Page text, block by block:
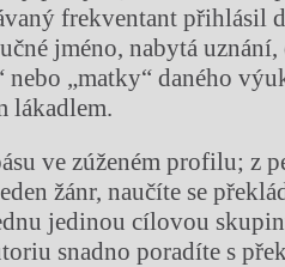
frekventant přihlásil
jméno, nabytá uznání,
„matky“ daného
lákadlem.
ve zúženém profilu; z
žánr, naučíte se
jedinou cílovou
snadno poradíte s